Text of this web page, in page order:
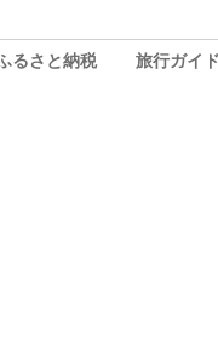
るさと納税 旅行ガイド